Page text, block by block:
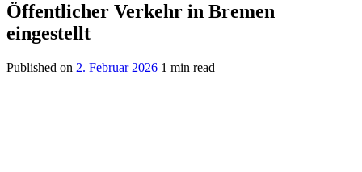
Öffentlicher Verkehr in Bremen
eingestellt
Published on 2. Februar 2026 1 min read